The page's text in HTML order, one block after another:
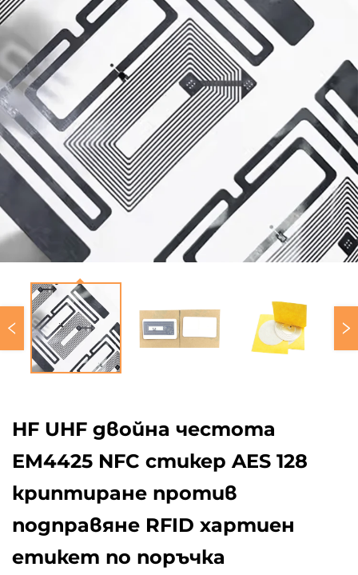
HF UHF двойна честота
EM4425 NFC стикер AES 128
криптиране против
подправяне RFID хартиен
етикет по поръчка